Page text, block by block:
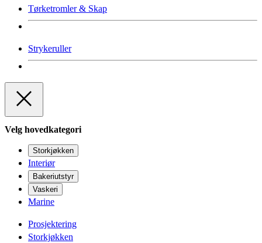
Tørketromler & Skap
Strykeruller
Velg hovedkategori
Storkjøkken
Interiør
Bakeriutstyr
Vaskeri
Marine
Prosjektering
Storkjøkken